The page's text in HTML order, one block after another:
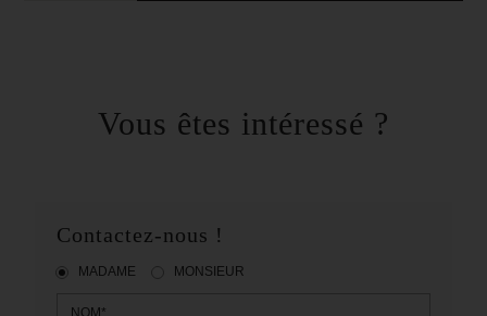
Vous êtes intéressé ?
Contactez-nous !
MADAME MONSIEUR
NOM*